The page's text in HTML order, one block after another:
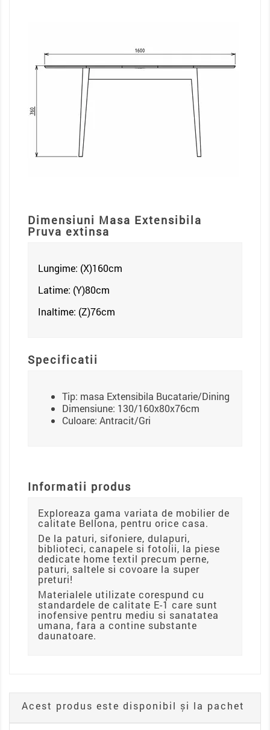
Dimensiuni Masa Extensibila
Pruva extinsa
Lungime: (X)160cm
Latime: (Y)80cm
Inaltime: (Z)76cm
Specificatii
Tip: masa Extensibila Bucatarie/Dining
Dimensiune: 130/160x80x76cm
Culoare: Antracit/Gri
Informatii produs
Exploreaza gama variata de mobilier de
calitate Bellona, pentru orice casa.
De la paturi, sifoniere, dulapuri,
biblioteci, canapele si fotolii, la piese
dedicate home textil precum perne,
paturi, saltele si covoare la super
preturi!
Materialele utilizate corespund cu
standardele de calitate E-1 care sunt
inofensive pentru mediu si sanatatea
umana, fara a contine substante
daunatoare.
Acest produs este disponibil și la pachet